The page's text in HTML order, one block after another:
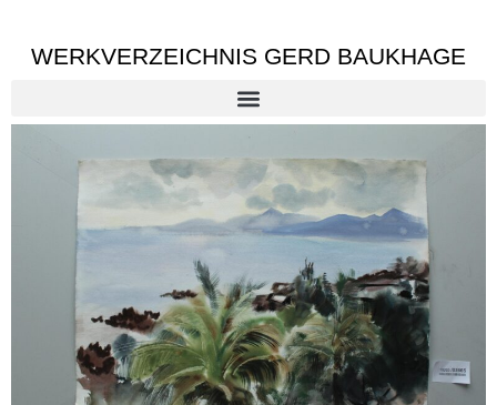
WERKVERZEICHNIS GERD BAUKHAGE